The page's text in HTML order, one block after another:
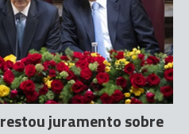
juramento sobre